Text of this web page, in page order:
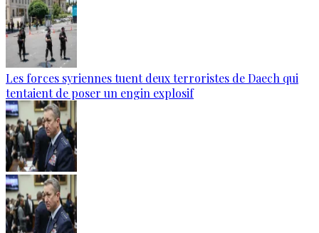
Les forces syriennes tuent deux terroristes de Daech qui
tentaient de poser un engin explosif